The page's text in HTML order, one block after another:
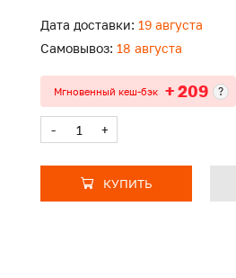
Дата доставки: 19 августа
Самовывоз: 18 августа
Мгновенный кеш-бэк + 209 ?
- +
КУПИТЬ